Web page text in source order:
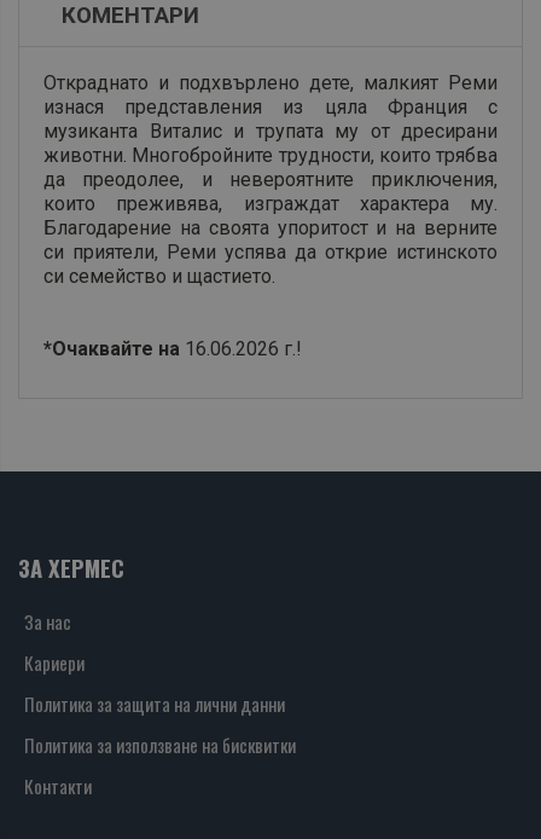
КОМЕНТАРИ
Откраднато и подхвърлено дете, малкият Реми
изнася представления из цяла Франция с
музиканта Виталис и трупата му от дресирани
животни. Многобройните трудности, които трябва
да преодолее, и невероятните приключения,
които преживява, изграждат характера му.
Благодарение на своята упоритост и на верните
си приятели, Реми успява да открие истинското
си семейство и щастието.
*Очаквайте на 16.06.2026 г.!
ЗА ХЕРМЕС
За нас
Кариери
Политика за защита на лични данни
Политика за използване на бисквитки
Контакти